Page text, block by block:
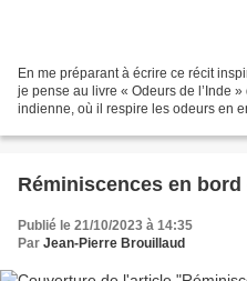
En me préparant à écrire ce récit
je pense au livre « Odeurs de l’Inde
indienne, où il respire les odeurs en
Publié le 21/10/2023 à 14:35
Par Jean-Pierre Brouillaud